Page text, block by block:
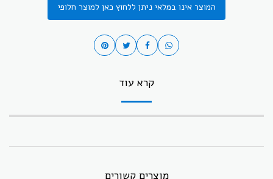
המוצר אינו במלאי ניתן ללחוץ כאן למוצר חלופי
קרא עוד
מוצרים קשורים